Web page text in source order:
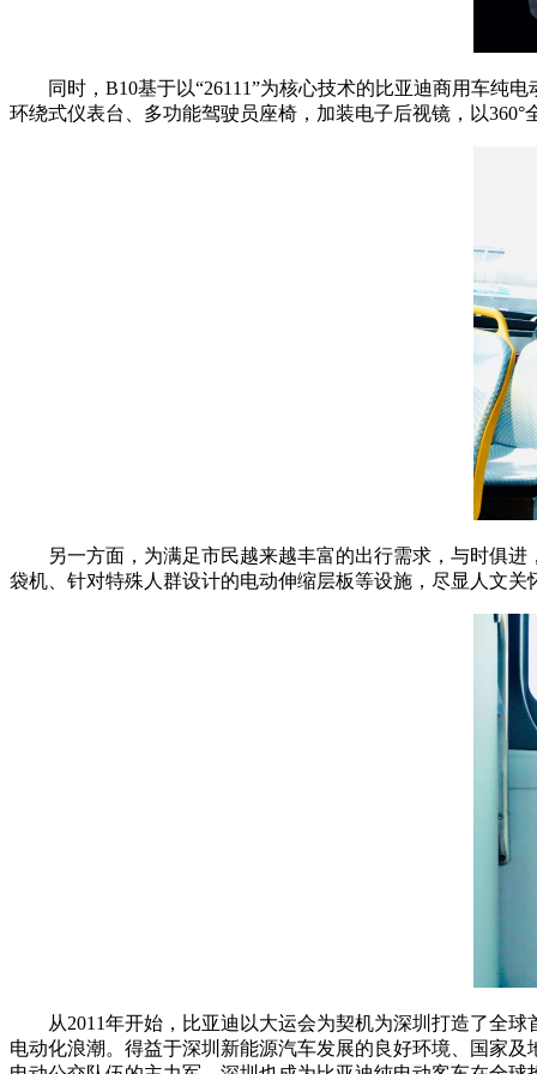
同时，B10基于以“26111”为核心技术的比亚迪商用车纯
环绕式仪表台、多功能驾驶员座椅，加装电子后视镜，以
另一方面，为满足市民越来越丰富的出行需求，与时俱
袋机、针对特殊人群设计的电动伸缩层板等设施，尽显人文
从2011年开始，比亚迪以大运会为契机为深圳打造了全
电动化浪潮。得益于深圳新能源汽车发展的良好环境、国家